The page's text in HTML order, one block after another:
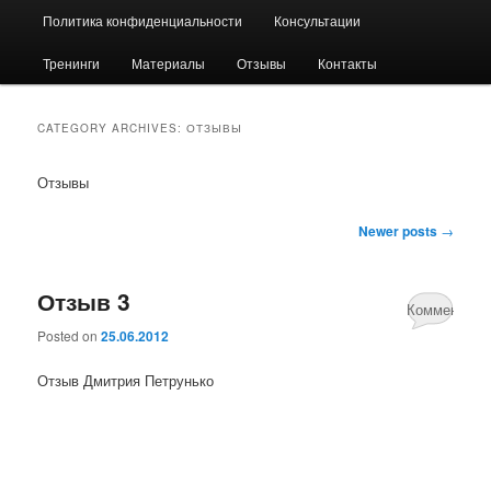
to
primary
content
to
secondary
content
Политика конфиденциальности Консультации
Тренинги Материалы Отзывы Контакты
CATEGORY ARCHIVES:ОТЗЫВЫ
Отзывы
Newer posts →
Отзыв 3
Posted on25.06.2012
Отзыв Дмитрия Петрунько